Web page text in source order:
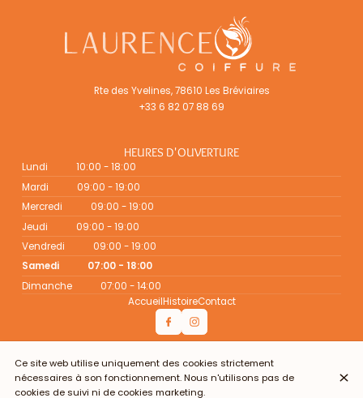
Rte des Yvelines, 78610 Les Bréviaires
+33 6 82 07 88 69
HEURES D'OUVERTURE
Lundi
10:00 - 18:00
Mardi
09:00 - 19:00
Mercredi
09:00 - 19:00
Jeudi
09:00 - 19:00
Vendredi
09:00 - 19:00
Samedi
07:00 - 18:00
Dimanche
07:00 - 14:00
AccueilHistoireContact
© coiffeuse mixte à domicile78 bien-être et beauté Laurence
2026
Ce site web utilise uniquement des cookies strictement
nécessaires à son fonctionnement. Nous n'utilisons pas de
cookies de suivi ni de cookies marketing.